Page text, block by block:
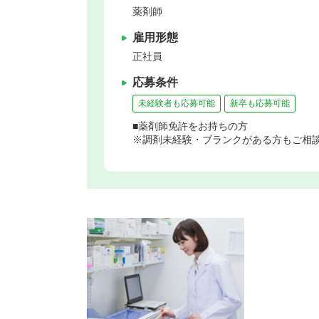
薬剤師
雇用形態
正社員
応募条件
未経験者も応募可能 新卒も応募可能
■薬剤師免許をお持ちの方
※調剤未経験・ブランクがある方もご相